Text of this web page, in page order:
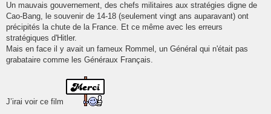
Un mauvais gouvernement, des chefs militaires aux stratégies digne de
Cao-Bang, le souvenir de 14-18 (seulement vingt ans auparavant) ont
précipités la chute de la France. Et ce même avec les erreurs
stratégiques d'Hitler.
Mais en face il y avait un fameux Rommel, un Général qui n'était pas
grabataire comme les Généraux Français.
J’irai voir ce film